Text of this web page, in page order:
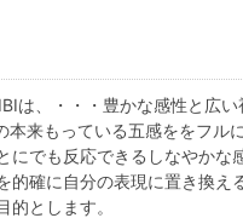
は、・・・豊かな感性と広
来もっている五感ををフル
にでも反応できるしなやかな
的確に自分の表現に置き換え
的とします。